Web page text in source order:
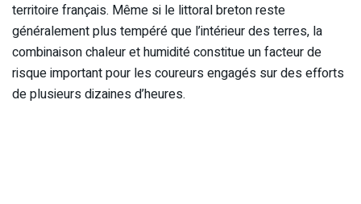
territoire français. Même si le littoral breton reste
généralement plus tempéré que l’intérieur des terres, la
combinaison chaleur et humidité constitue un facteur de
risque important pour les coureurs engagés sur des efforts
de plusieurs dizaines d’heures.